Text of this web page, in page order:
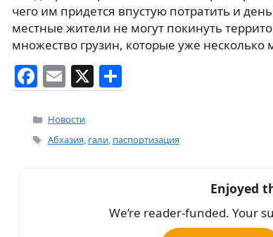
чего им придется впустую потратить и
местные жители не могут покинуть
множество грузин, которые уже
F
a
c
e
E
m
ai
l
X
т
р
и
Рубрики
Новости
Метки
Абхазия, гали, паспортизация
Enjoyed
We’re reader-funded. Your